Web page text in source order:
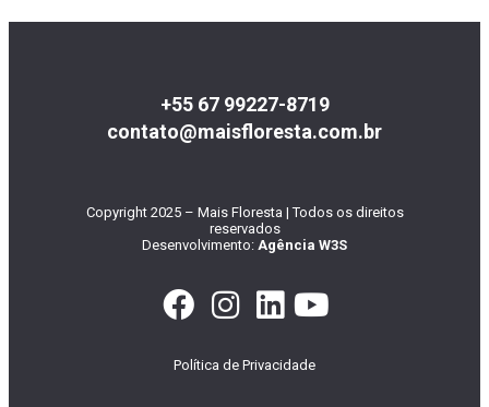
+55 67 99227-8719
contato@maisfloresta.com.br
Copyright 2025 – Mais Floresta | Todos os direitos
reservados
Desenvolvimento: Agência W3S
Política de Privacidade